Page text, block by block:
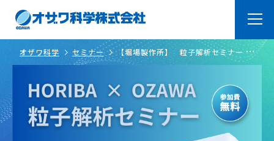
トップページ Top
オザワ科学の強み About
ラボ紹介 Laboratry
オザワ科学 セミナー
【堀場製作所】 粒子解析セミナー 「測
る×見る」で粒子評価はここまで分かる ～レーザー回析と動的画像